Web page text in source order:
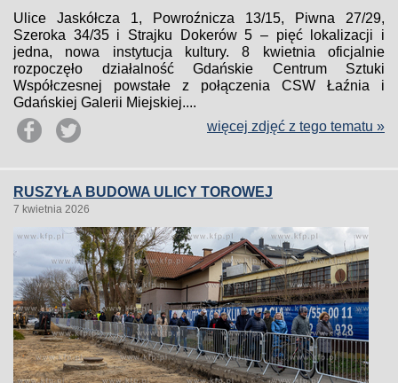
Ulice Jaskółcza 1, Powroźnicza 13/15, Piwna 27/29,
Szeroka 34/35 i Strajku Dokerów 5 – pięć lokalizacji i
jedna, nowa instytucja kultury. 8 kwietnia oficjalnie
rozpoczęło działalność Gdańskie Centrum Sztuki
Współczesnej powstałe z połączenia CSW Łaźnia i
Gdańskiej Galerii Miejskiej....
więcej zdjęć z tego tematu »
RUSZYŁA BUDOWA ULICY TOROWEJ
7 kwietnia 2026